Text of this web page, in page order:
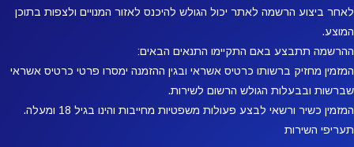
לאחר ביצוע הרשמה לאתר יכול הגולש להיכנס לאזור המנויים ולצפות בתוכן
המוצע.
ההרשמה תתבצע באם התקיימו התנאים הבאים:
המזמין מחזיק ברשותו כרטיס אשראי ובגין ההזמנה ימסרו פרטי כרטיס אשראי
שברשות ובבעלות הגולש הרשום לשירות.
המזמין כשיר ורשאי לבצע פעולות משפטיות מחייבות והינו בגיל 18 ומעלה.
תעריפי השירות